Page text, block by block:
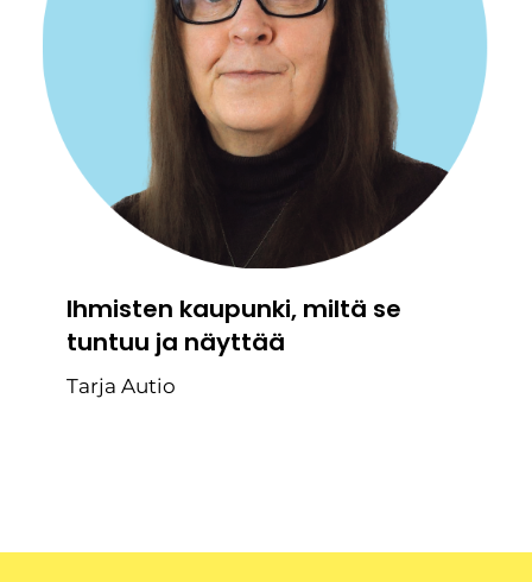
Ihmisten kaupunki, miltä se
tuntuu ja näyttää
Tarja Autio